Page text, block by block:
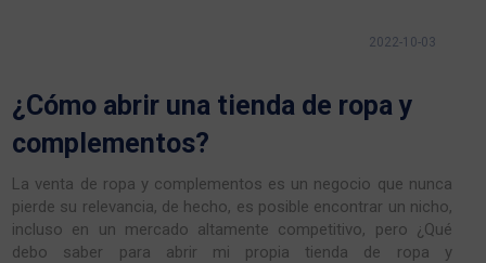
2022-10-03
¿Cómo abrir una tienda de ropa y
complementos?
La venta de ropa y complementos es un negocio que nunca
pierde su relevancia, de hecho, es posible encontrar un nicho,
incluso en un mercado altamente competitivo, pero ¿Qué
debo saber para abrir mi propia tienda de ropa y